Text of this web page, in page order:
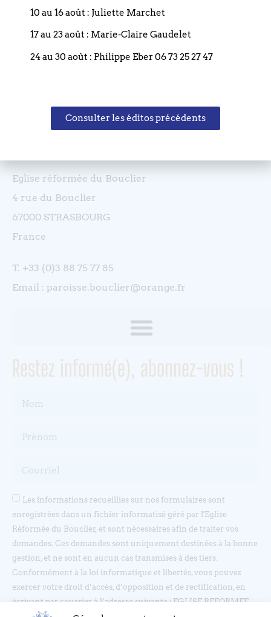
Précédent
Eglise réformée du Bouclier
4 rue du Bouclier
67000 STRASBOURG
France
T. +33 (0)3 88 75 77 85
Email : paroisse.bouclier@orange.fr
Restez informé(e), abonnez-vous !
Les informations recueillies sur nos formulaires sont
enregistrées dans un fichier informatisé géré par l'Eglise
Réformée du Bouclier, et sont nécessaires afin de traiter vos
demandes. Ces demandes sont uniquement destinées à la bonne
gestion, et ne sont en aucun cas transmises à des tiers.
Conformément à la loi informatique et libertés, vous pouvez
exercer votre droit d’accès, d’opposition et de rectification, en
écrivant par courrier à l’adresse suivante : EGLISE REFORMEE
10 au 16 août : Juliette Marchet
17 au 23 août : Marie-Claire Gaudelet
24 au 30 août : Philippe Eber 06 73 25 27 47
Consulter les éditos précédents